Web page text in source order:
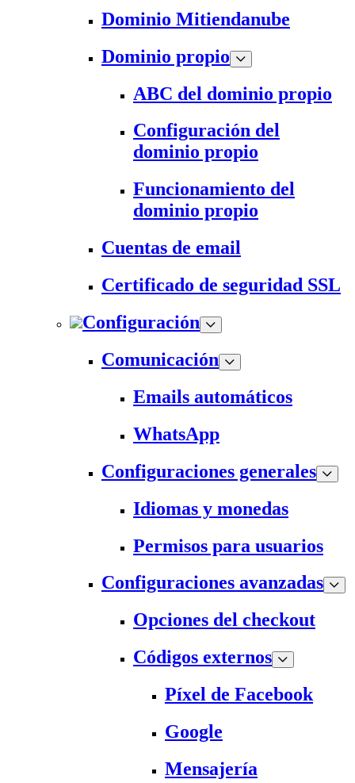
Dominio Mitiendanube
Dominio propio
ABC del dominio propio
Configuración del
dominio propio
Funcionamiento del
dominio propio
Cuentas de email
Certificado de seguridad SSL
Configuración
Comunicación
Emails automáticos
WhatsApp
Configuraciones generales
Idiomas y monedas
Permisos para usuarios
Configuraciones avanzadas
Opciones del checkout
Códigos externos
Píxel de Facebook
Google
Mensajería